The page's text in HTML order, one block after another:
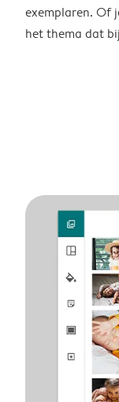
exemplaren. Of
het thema dat